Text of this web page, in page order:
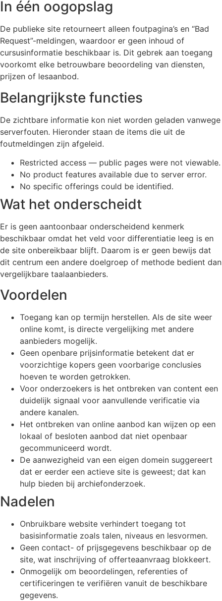
In één oogopslag
De publieke site retourneert alleen foutpagina’s en “Bad
Request”-meldingen, waardoor er geen inhoud of
cursusinformatie beschikbaar is. Dit gebrek aan toegang
voorkomt elke betrouwbare beoordeling van diensten,
prijzen of lesaanbod.
Belangrijkste functies
De zichtbare informatie kon niet worden geladen vanwege
serverfouten. Hieronder staan de items die uit de
foutmeldingen zijn afgeleid.
Restricted access — public pages were not viewable.
No product features available due to server error.
No specific offerings could be identified.
Wat het onderscheidt
Er is geen aantoonbaar onderscheidend kenmerk
beschikbaar omdat het veld voor differentiatie leeg is en
de site onbereikbaar blijft. Daarom is er geen bewijs dat
dit centrum een andere doelgroep of methode bedient dan
vergelijkbare taalaanbieders.
Voordelen
Toegang kan op termijn herstellen. Als de site weer
online komt, is directe vergelijking met andere
aanbieders mogelijk.
Geen openbare prijsinformatie betekent dat er
voorzichtige kopers geen voorbarige conclusies
hoeven te worden getrokken.
Voor onderzoekers is het ontbreken van content een
duidelijk signaal voor aanvullende verificatie via
andere kanalen.
Het ontbreken van online aanbod kan wijzen op een
lokaal of besloten aanbod dat niet openbaar
gecommuniceerd wordt.
De aanwezigheid van een eigen domein suggereert
dat er eerder een actieve site is geweest; dat kan
hulp bieden bij archiefonderzoek.
Nadelen
Onbruikbare website verhindert toegang tot
basisinformatie zoals talen, niveaus en lesvormen.
Geen contact- of prijsgegevens beschikbaar op de
site, wat inschrijving of offerteaanvraag blokkeert.
Onmogelijk om beoordelingen, referenties of
certificeringen te verifiëren vanuit de beschikbare
gegevens.